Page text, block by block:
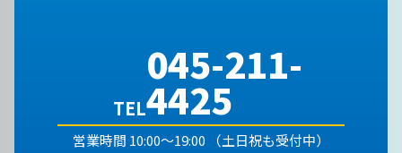
TEL
045-211-
4425
営業時間 10:00～19:00 （土日祝も受付中）